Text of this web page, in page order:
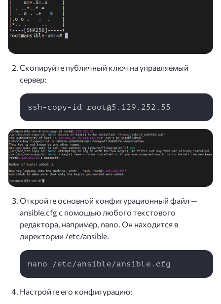
Скопируйте публичный ключ на управляемый
сервер:
ssh-copy-id root@5.129.252.55
Откройте основной конфигурационный файл —
ansible.cfg с помощью любого текстового
редактора, например, nano. Он находится в
директории /etc/ansible.
nano /etc/ansible/ansible.cfg
Настройте его конфигурацию: